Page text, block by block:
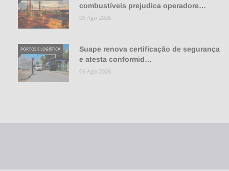
combustíveis prejudica operadore…
06 Ago 2026
Suape renova certificação de segurança
e atesta conformid…
PORTOS E LOGÍSTICA
06 Ago 2026